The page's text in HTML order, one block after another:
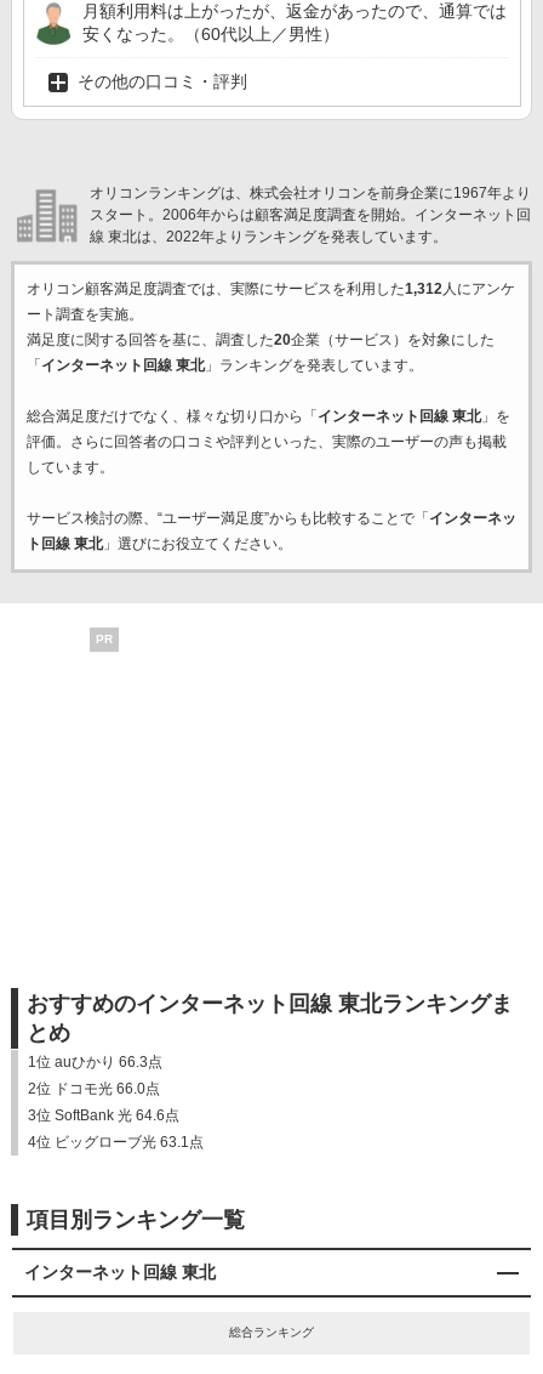
月額利用料は上がったが、返金があったので、通算では
安くなった。（60代以上／男性）
その他の口コミ・評判
オリコンランキングは、株式会社オリコンを前身企業に1967年より
スタート。2006年からは顧客満足度調査を開始。インターネット回
線 東北は、2022年よりランキングを発表しています。
オリコン顧客満足度調査では、実際にサービスを利用した1,312人にアンケ
ート調査を実施。
満足度に関する回答を基に、調査した20企業（サービス）を対象にした
「 インターネット回線 東北」ランキングを発表しています。
総合満足度だけでなく、様々な切り口から「 インターネット回線 東北」を
評価。さらに回答者の口コミや評判といった、実際のユーザーの声も掲載
しています。
サービス検討の際、“ユーザー満足度”からも比較することで「 インターネッ
ト回線 東北」選びにお役立てください。
PR
おすすめのインターネット回線 東北ランキングま
とめ
1位 auひかり 66.3点
2位 ドコモ光 66.0点
3位 SoftBank 光 64.6点
4位 ビッグローブ光 63.1点
項目別ランキング一覧
インターネット回線 東北
総合ランキング